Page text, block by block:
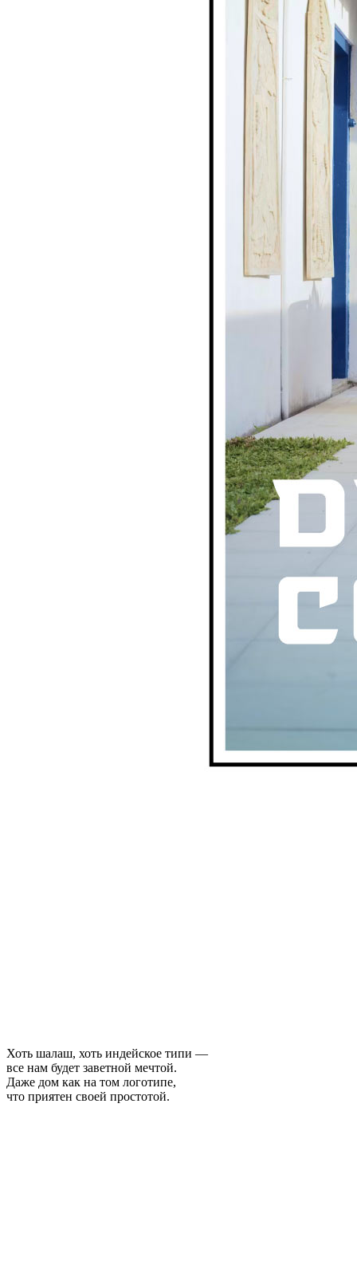
Хоть шалаш, хоть индейское типи —
все нам будет заветной мечтой.
Даже дом как на том логотипе,
что приятен своей простотой.